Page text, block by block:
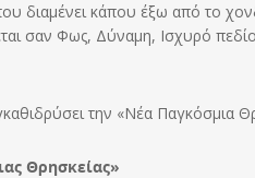
διαμένει κάπου έξω από το
σαν Φως, Δύναμη, Ισχυρό πεδίο
την «Νέα Παγκόσμια
Θρησκείας»